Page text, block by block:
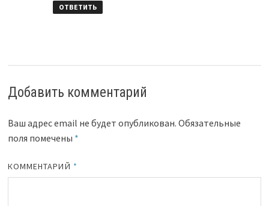
ОТВЕТИТЬ
Добавить комментарий
Ваш адрес email не будет опубликован. Обязательные
поля помечены *
КОММЕНТАРИЙ *